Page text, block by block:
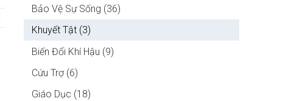
Bảo Vệ Sự Sống (36)
Khuyết Tật (3)
Biến Đổi Khí Hậu (9)
Cứu Trợ (6)
Giáo Dục (18)